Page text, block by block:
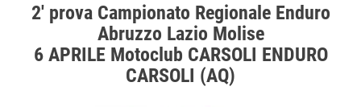
2′ prova Campionato Regionale Enduro
Abruzzo Lazio Molise
6 APRILE Motoclub CARSOLI ENDURO
CARSOLI (AQ)